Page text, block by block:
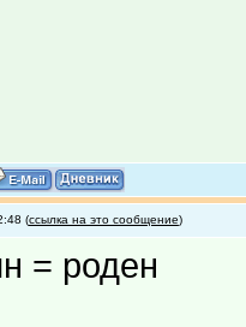
(ссылка на это сообщение)
= роден